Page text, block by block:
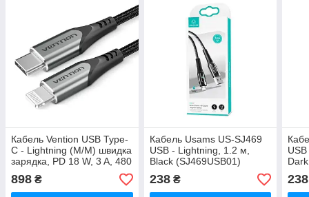
Кабель Vention USB Type-
C - Lightning (M/M) швидка
зарядка, PD 18 W, 3 A, 480
Mbps, 1 м, сірий (TACHF),
USB 3.2 Gen 1
898 ₴
Кабель Usams US-SJ469
USB - Lightning, 1.2 м,
Black (SJ469USB01)
238₴ 238